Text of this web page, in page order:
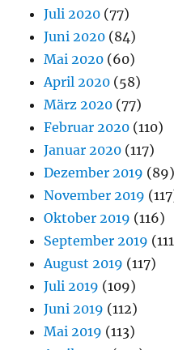
Juli 2020 (77)
Juni 2020 (84)
Mai 2020 (60)
April 2020 (58)
März 2020 (77)
Februar 2020 (110)
Januar 2020 (117)
Dezember 2019 (89)
November 2019
Oktober 2019 (116)
September 2019
August 2019 (117)
Juli 2019 (109)
Juni 2019 (112)
Mai 2019 (113)